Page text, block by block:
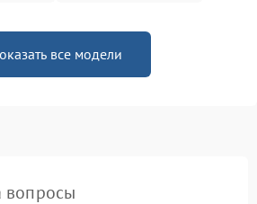
все модели
вопросы